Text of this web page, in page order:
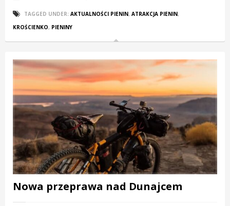
TAGGED UNDER: AKTUALNOŚCI PIENIN, ATRAKCJA PIENIN,
KROŚCIENKO, PIENINY
Nowa przeprawa nad Dunajcem